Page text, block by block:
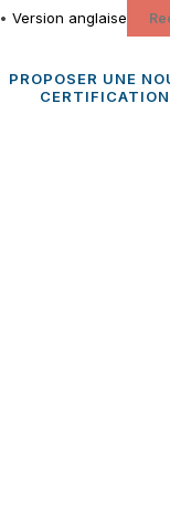
•Version anglaise
PROPOSER UNE